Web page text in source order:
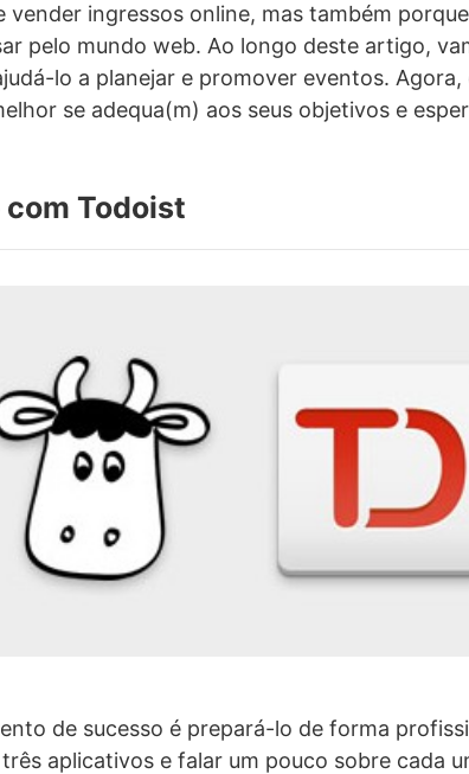
vender ingressos online, mas também
pelo mundo web. Ao longo deste artigo,
lo a planejar e promover eventos. Agora,
se adequa(m) aos seus objetivos e
Todoist
de sucesso é prepará-lo de forma
aplicativos e falar um pouco sobre cada